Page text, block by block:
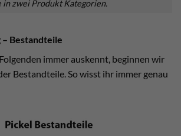
in zwei Produkt Kategorien.
Bestandteile
immer auskennt, beginnen wir
Bestandteile. So wisst ihr immer genau